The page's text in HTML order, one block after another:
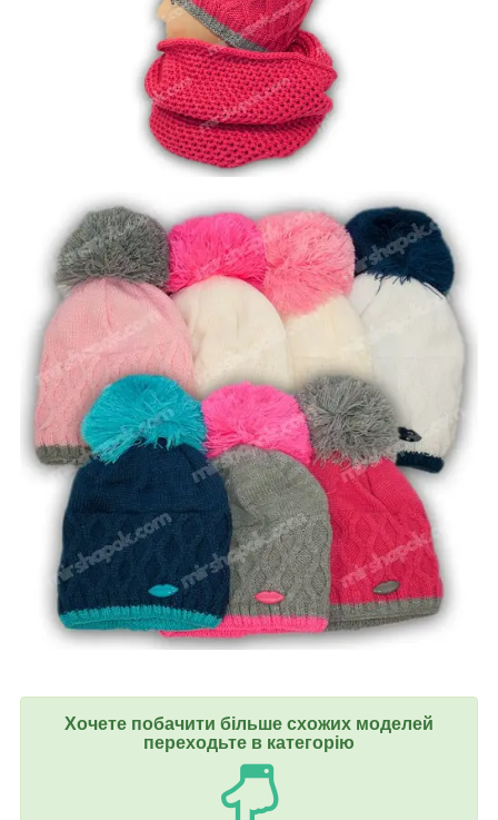
Хочете побачити більше схожих моделей
переходьте в категорію